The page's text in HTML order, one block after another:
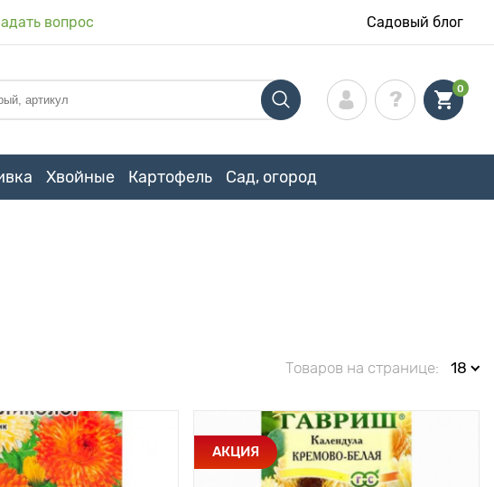
вопрос Садовый блог
0
Хвойные Картофель Сад, огород
Товаров на странице: 18
Обильно и
продолжительно
цветет
АКЦИЯ
Особенности
Молочный оттенок